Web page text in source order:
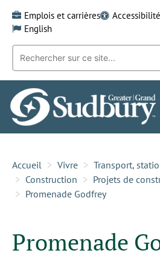
content
Emplois et carrières Accessibilité
English
Recherche
mot-
clé:
Accueil Vivre
Transport,
Construction
Projets de
Promenade Godfrey
Promenade